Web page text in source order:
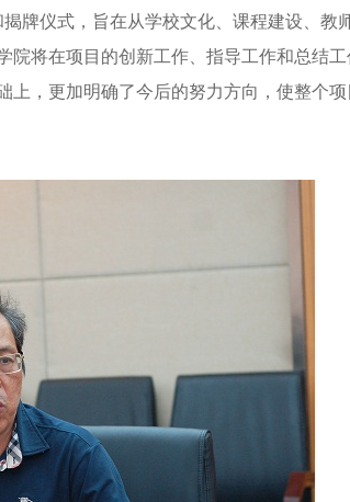
牌仪式，旨在从学校文化、课程建设、教
将在项目的创新工作、指导工作和总结
，更加明确了今后的努力方向，使整个